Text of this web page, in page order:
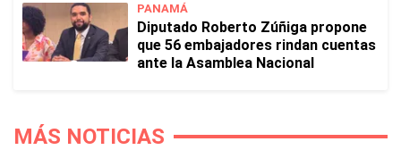
PANAMÁ
Diputado Roberto Zúñiga propone
que 56 embajadores rindan cuentas
ante la Asamblea Nacional
MÁS NOTICIAS